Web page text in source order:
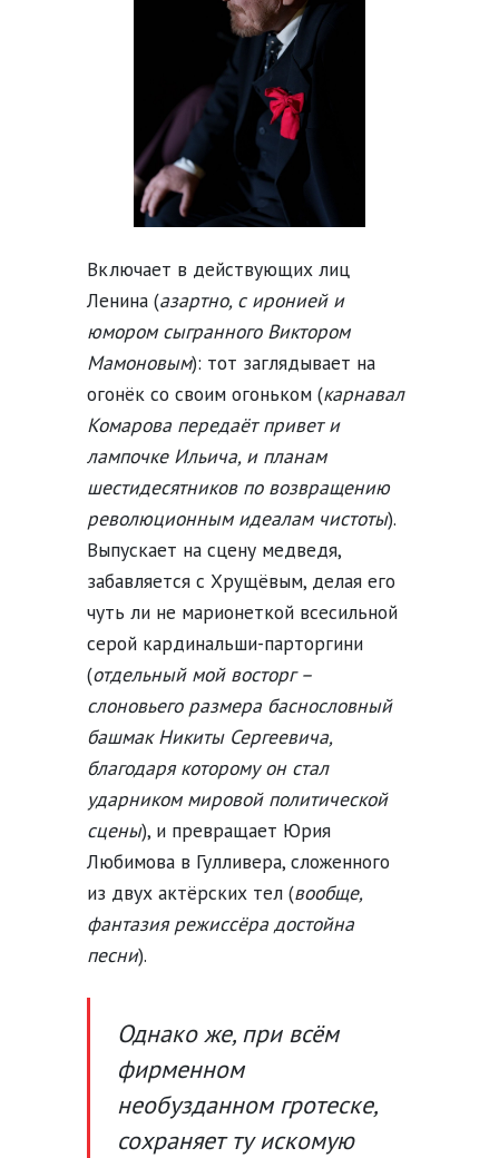
Включает в действующих лиц
Ленина (азартно, с иронией и
юмором сыгранного Виктором
Мамоновым): тот заглядывает на
огонёк со своим огоньком (карнавал
Комарова передаёт привет и
лампочке Ильича, и планам
шестидесятников по возвращению
революционным идеалам чистоты).
Выпускает на сцену медведя,
забавляется с Хрущёвым, делая его
чуть ли не марионеткой всесильной
серой кардинальши-парторгини
(отдельный мой восторг –
слоновьего размера баснословный
башмак Никиты Сергеевича,
благодаря которому он стал
ударником мировой политической
сцены), и превращает Юрия
Любимова в Гулливера, сложенного
из двух актёрских тел (вообще,
фантазия режиссёра достойна
песни).
Однако же, при всём
фирменном
необузданном гротеске,
сохраняет ту искомую